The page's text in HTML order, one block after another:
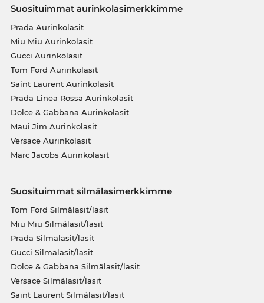
Suosituimmat aurinkolasimerkkimme
Prada Aurinkolasit
Miu Miu Aurinkolasit
Gucci Aurinkolasit
Tom Ford Aurinkolasit
Saint Laurent Aurinkolasit
Prada Linea Rossa Aurinkolasit
Dolce & Gabbana Aurinkolasit
Maui Jim Aurinkolasit
Versace Aurinkolasit
Marc Jacobs Aurinkolasit
Suosituimmat silmälasimerkkimme
Tom Ford Silmälasit/lasit
Miu Miu Silmälasit/lasit
Prada Silmälasit/lasit
Gucci Silmälasit/lasit
Dolce & Gabbana Silmälasit/lasit
Versace Silmälasit/lasit
Saint Laurent Silmälasit/lasit